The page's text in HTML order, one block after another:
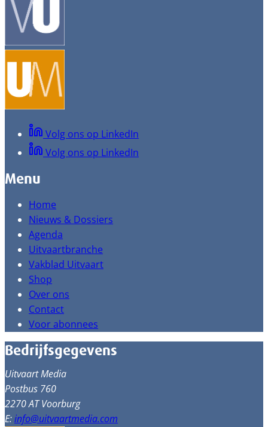
Volg ons op LinkedIn
Volg ons op LinkedIn
Menu
Home
Nieuws & Dossiers
Agenda
Uitvaartbranche
Vakblad Uitvaart
Shop
Over ons
Contact
Voor abonnees
Bedrijfsgegevens
Uitvaart Media
Postbus 760
2270 AT Voorburg
E:info@uitvaartmedia.com